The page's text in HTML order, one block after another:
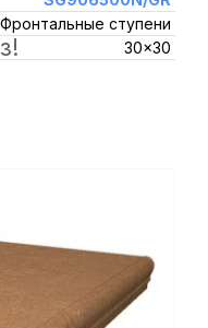
Фронтальные ступени
30x30